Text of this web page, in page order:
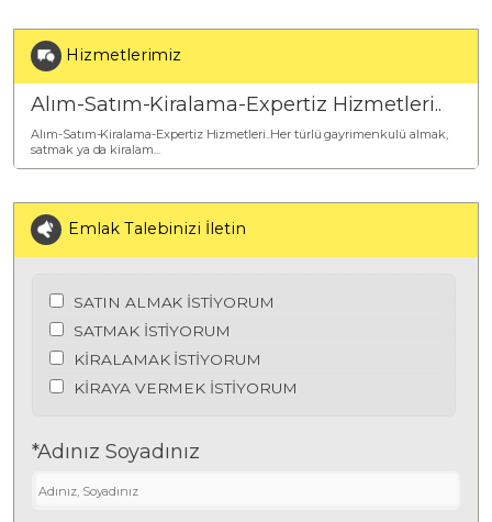
Hizmetlerimiz
Alım-Satım-Kiralama-Expertiz Hizmetleri..
Alım-Satım-Kiralama-Expertiz Hizmetleri..Her türlü gayrimenkulü almak,
satmak ya da kiralam...
Emlak Talebinizi İletin
SATIN ALMAK İSTİYORUM
SATMAK İSTİYORUM
KİRALAMAK İSTİYORUM
KİRAYA VERMEK İSTİYORUM
*Adınız Soyadınız